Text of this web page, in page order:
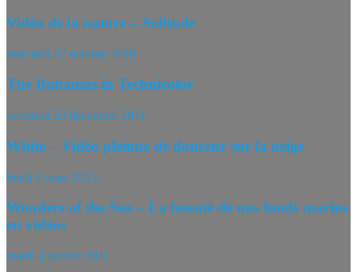
Vidéo de la nature – Solitude
mercredi 27 octobre 2010
The Bahamas in Technicolor
vendredi 23 décembre 2011
White – Vidéo pleinne de douceur sur la neige
lundi 4 mars 2013
Wonders of the Sea – La beauté de nos fonds marins
en vidéos
mardi 4 janvier 2011